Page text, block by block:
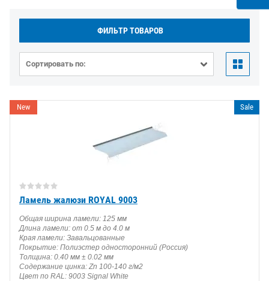
ФИЛЬТР ТОВАРОВ
Сортировать по:
New Sale
Ламель жалюзи ROYAL 9003
Общая ширина ламели: 125 мм
Длина ламели: от 0.5 м до 4.0 м
Края ламели: Завальцованные
Покрытие: Полиэстер односторонний (Россия)
Толщина: 0.40 мм ± 0.02 мм
Содержание цинка: Zn 100-140 г/м2
Цвет по RAL: 9003 Signal White